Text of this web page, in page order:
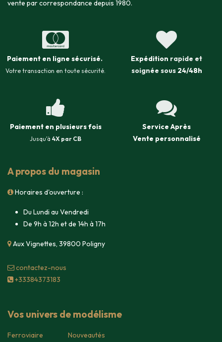
vente par correspondance depuis 1980.
Paiement en ligne sécurisé.
Votre transaction en toute sécurité.
Expédition rapide et
soignée sous 24/48h
Paiement en plusieurs fois
Jusqu'à 4X par CB
Service Après
Vente personnalisé
A propos du magasin
Horaires d'ouverture :
Du Lundi au Vendredi
De 9h à 12h et de 14h à 17h
Aux Vignettes, 39800 Poligny
contacte​z-nous
+33384373183
Vos univers de modélisme
Ferroviaire
Nouveautés